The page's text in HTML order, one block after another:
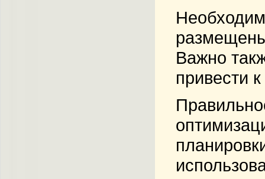
Важно
привести